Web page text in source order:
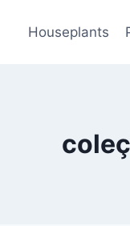
Houseplants